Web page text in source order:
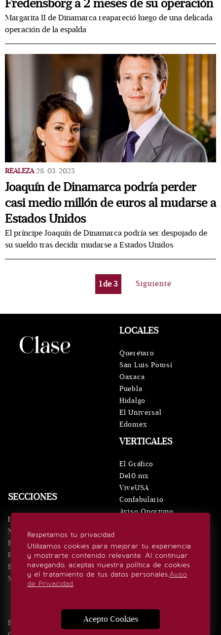
Fredensborg a 2 meses de su operación
Margarita II de Dinamarca reapareció luego de una delicada
operación de la espalda
REALEZA 28/03/2023
Joaquín de Dinamarca podría perder
casi medio millón de euros al mudarse a
Estados Unidos
El príncipe Joaquín de Dinamarca podría ser despojado de
su sueldo tras decidir mudarse a Estados Unidos
1de3 Siguiente
Respetamos tu privacidad
Utilizamos cookies para mejorar tu experiencia
y mostrarte contenido relevante. Al continuar
navegando, aceptas nuestra política de cookies
y el tratamiento de tus datos personales.Aviso
de Privacidad.
Acepto Cookies
SECCIONES
Inicio
Noticias
Eventos
Realeza
Estilo de vida
Minuto x Minuto
VERTICALES
El Gráfico
De10.mx
ViveUSA
Confabulario
Aviso Oportuno
LOCALES
Querétaro
San Luis Potosí
Oaxaca
Puebla
Hidalgo
El Universal
Edomex
SÍGUENOS
Edición Impresa Noticias Quiénes somos